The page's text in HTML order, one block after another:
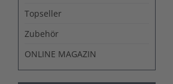
Topseller
Zubehör
ONLINE MAGAZIN